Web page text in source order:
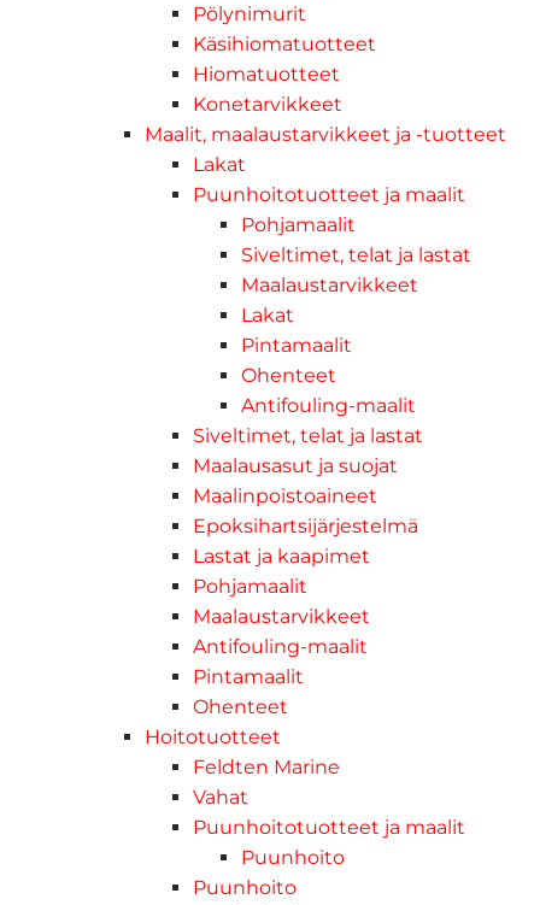
Pölynimurit
Käsihiomatuotteet
Hiomatuotteet
Konetarvikkeet
Maalit, maalaustarvikkeet ja -tuotteet
Lakat
Puunhoitotuotteet ja maalit
Pohjamaalit
Siveltimet, telat ja lastat
Maalaustarvikkeet
Lakat
Pintamaalit
Ohenteet
Antifouling-maalit
Siveltimet, telat ja lastat
Maalausasut ja suojat
Maalinpoistoaineet
Epoksihartsijärjestelmä
Lastat ja kaapimet
Pohjamaalit
Maalaustarvikkeet
Antifouling-maalit
Pintamaalit
Ohenteet
Hoitotuotteet
Feldten Marine
Vahat
Puunhoitotuotteet ja maalit
Puunhoito
Puunhoito